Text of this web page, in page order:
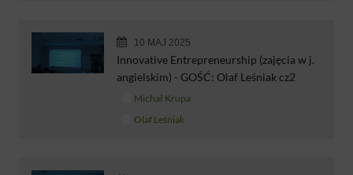
10 MAJ 2025
Innovative Entrepreneurship (zajęcia w j.
angielskim) - GOŚĆ: Olaf Leśniak cz2
Michał Krupa
Olaf Leśniak